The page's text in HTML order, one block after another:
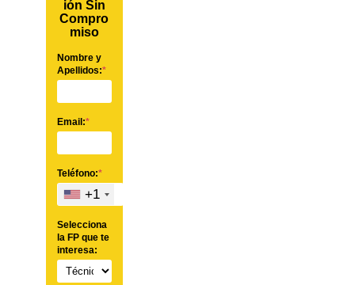
ión Sin
Compro
miso
Nombre y
Apellidos:*
Email:*
Teléfono:*
+1
Selecciona
la FP que te
interesa: